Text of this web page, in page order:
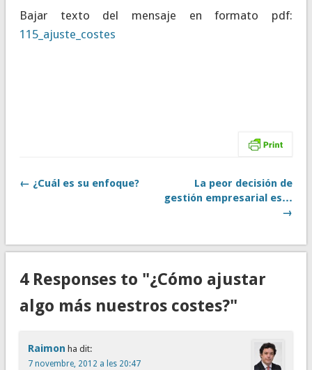
Bajar texto del mensaje en formato pdf:
115_ajuste_costes
← ¿Cuál es su enfoque?
La peor decisión de
gestión empresarial es…
→
4 Responses to "¿Cómo ajustar
algo más nuestros costes?"
Raimon ha dit:
7 novembre, 2012 a les 20:47